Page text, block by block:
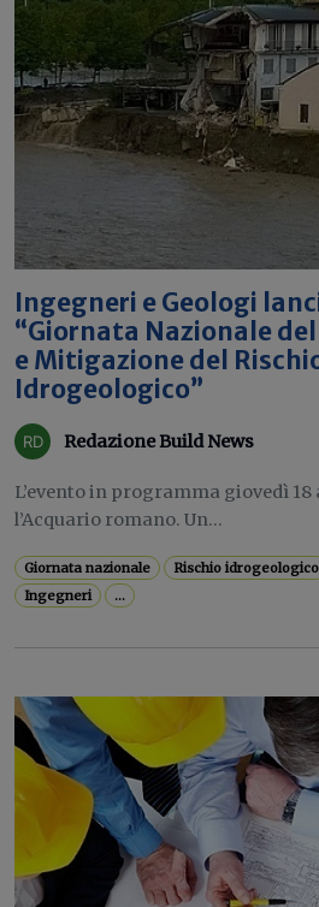
Ingegneri e Geologi
“Giornata Nazionale
e Mitigazione del
Idrogeologico”
Redazione Build News
L’evento in programma giovedì
l’Acquario romano. Un...
Giornata nazionale Rischio idrogeologico
Ingegneri
...